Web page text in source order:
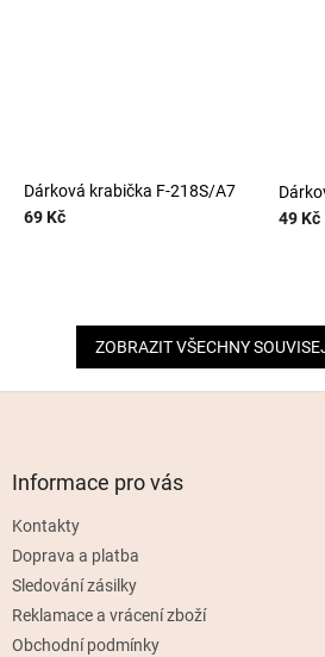
Dárková krabička F-218S/A7
69 Kč
49 Kč
ZOBRAZIT VŠECHNY
Informace pro vás
Kontakty
Doprava a platba
Sledování zásilky
Reklamace a vrácení zboží
Obchodní podmínky